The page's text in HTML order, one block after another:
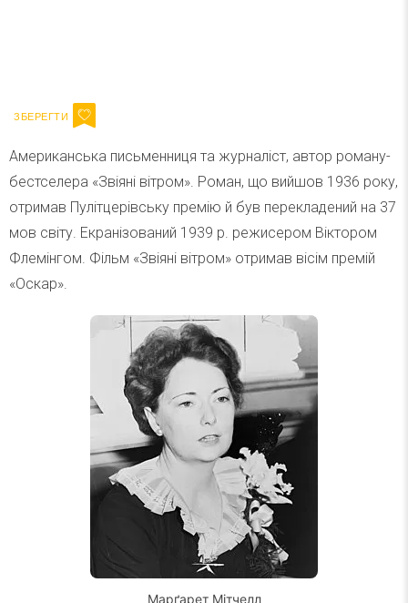
Американська письменниця та журналіст, автор роману-
бестселера «Звіяні вітром». Роман, що вийшов 1936 року,
отримав Пулітцерівську премію й був перекладений на 37
мов світу. Екранізований 1939 р. режисером Віктором
Флемінгом. Фільм «Звіяні вітром» отримав вісім премій
«Оскар».
Марґарет Мітчелл